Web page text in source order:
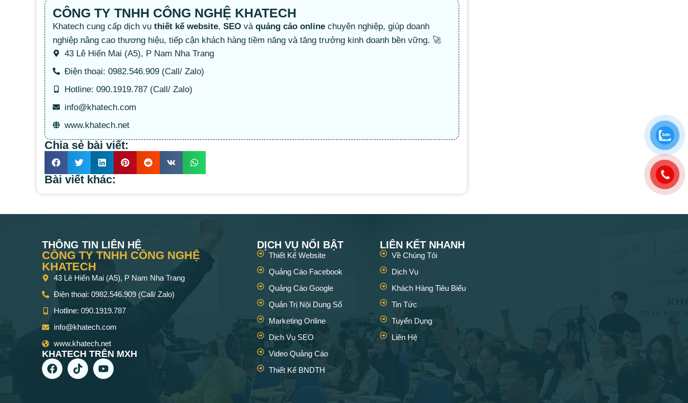
CÔNG TY TNHH CÔNG NGHỆ KHATECH
Khatech cung cấp dịch vụ thiết kế website, SEO và quảng cáo online chuyên nghiệp, giúp doanh
nghiệp nâng cao thương hiệu, tiếp cận khách hàng tiềm năng và tăng trưởng kinh doanh bền vững. 🚀
43 Lê Hiến Mai (A5), P Nam Nha Trang
Điện thoại: 0982.546.909 (Call/ Zalo)
Hotline: 090.1919.787 (Call/ Zalo)
info@khatech.com
www.khatech.net
Chia sẻ bài viết:
Bài viết khác:
THÔNG TIN LIÊN HỆ
CÔNG TY TNHH CÔNG NGHỆ
KHATECH
43 Lê Hiến Mai (A5), P Nam Nha Trang
Điện thoại: 0982.546.909 (Call/ Zalo)
Hotline: 090.1919.787
info@khatech.com
www.khatech.net
KHATECH TRÊN MXH
DỊCH VỤ NỔI BẬT
Thiết Kế Website
Quảng Cáo Facebook
Quảng Cáo Google
Quản Trị Nội Dung Số
Marketing Online
Dịch Vụ SEO
Video Quảng Cáo
Thiết Kế BNDTH
LIÊN KẾT NHANH
Về Chúng Tôi
Dịch Vụ
Khách Hàng Tiêu Biểu
Tin Tức
Tuyển Dụng
Liên Hệ